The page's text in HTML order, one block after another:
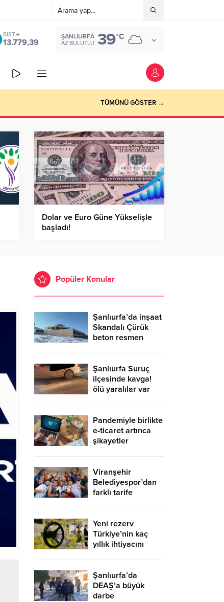
BIST
13.779,39
ŞANLIURFA
AZ BULUTLU 39°C
TÜMÜNÜ GÖSTER →
Dolar ve Euro Güne Yükselişle
başladı!
Popüler Konular
Şanlıurfa’da inşaat
Skandalı Çürük
beton resmen
Şanlıurfa Suruç
ilçesinde kavga!
ölü yaralılar var
Pandemiyle birlikte
e-ticaret artınca
şikayetler
Viranşehir
Belediyespor’dan
farklı tarife
Yeni rezerv
Türkiye’nin kaç
yıllık ihtiyacını
Şanlıurfa’da
DEAŞ’a büyük
darbe